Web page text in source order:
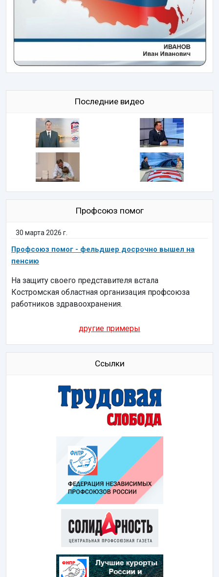
Последние видео
Профсоюз помог
30 марта 2026 г.
Профсоюз помог - фельдшер досрочно вышел на
пенсию
На защиту своего представителя встала
Костромская областная организация профсоюза
работников здравоохранения.
другие примеры
Ссылки